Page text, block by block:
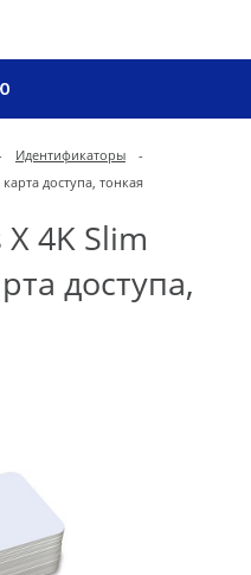
Идентификаторы
-
доступа, тонкая
4K Slim
доступа,